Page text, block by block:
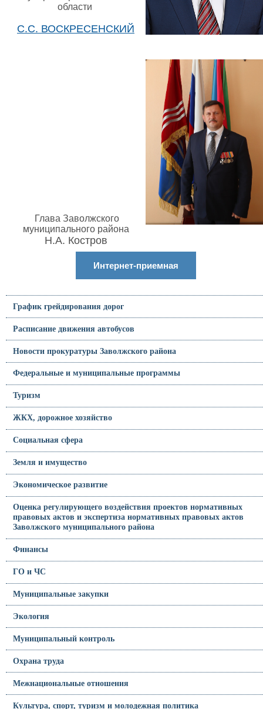
области
С.С. ВОСКРЕСЕНСКИЙ
Глава Заволжского
муниципального района
Н.А. Костров
Интернет-приемная
График грейдирования дорог
Расписание движения автобусов
Новости прокуратуры Заволжского района
Федеральные и муниципальные программы
Туризм
ЖКХ, дорожное хозяйство
Социальная сфера
Земля и имущество
Экономическое развитие
Оценка регулирующего воздействия проектов нормативных
правовых актов и экспертиза нормативных правовых актов
Заволжского муниципального района
Финансы
ГО и ЧС
Муниципальные закупки
Экология
Муниципальный контроль
Охрана труда
Межнациональные отношения
Культура, спорт, туризм и молодежная политика